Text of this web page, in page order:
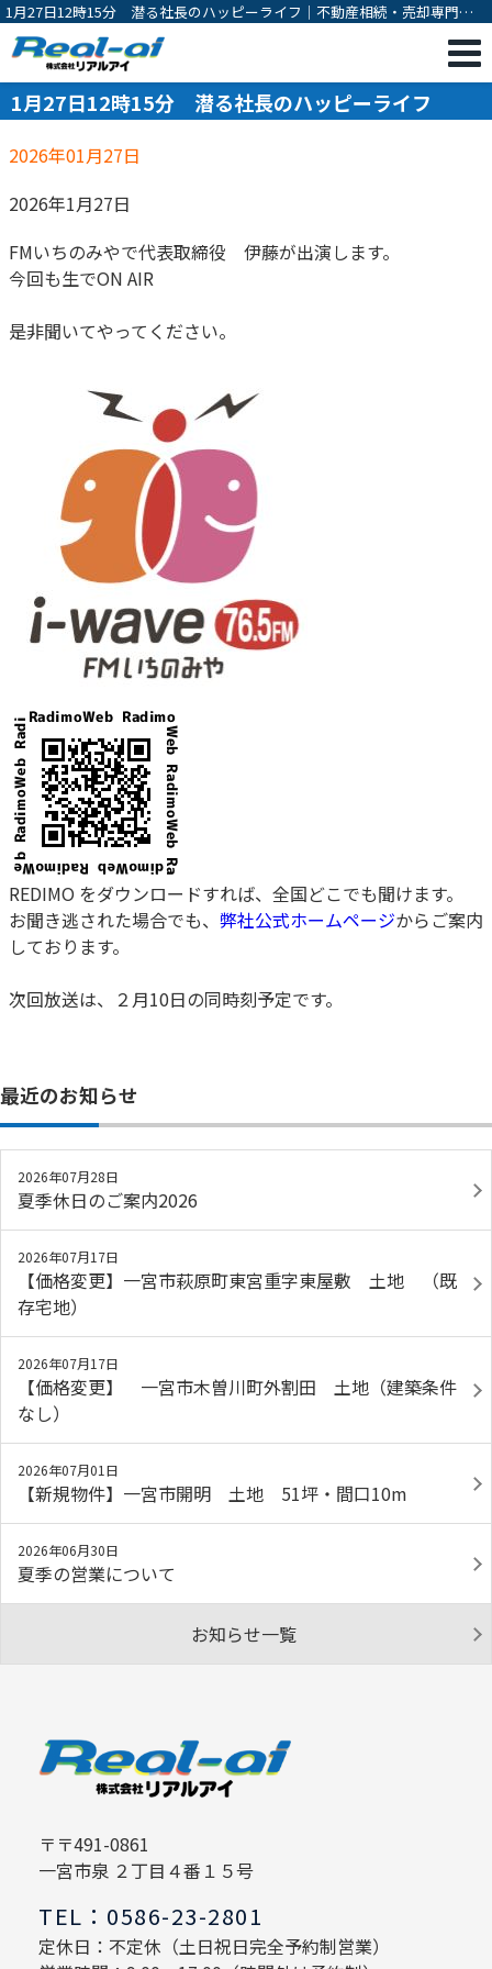
1月27日12時15分 潜る社長のハッピーライフ｜不動産相続・売却専門｜
一宮市の不動産売却・購入・相続対策・有効活用のご相談は株式会社リア
ルアイ
1月27日12時15分 潜る社長のハッピーライフ
2026年01月27日
2026年1月27日
FMいちのみやで代表取締役 伊藤が出演します。
今回も生でON AIR
是非聞いてやってください。
REDIMO をダウンロードすれば、全国どこでも聞けます。
お聞き逃された場合でも、 弊社公式ホームページからご案内
しております。
次回放送は、２月10日の同時刻予定です。
最近のお知らせ
2026年07月28日
夏季休日のご案内2026
2026年07月17日
【価格変更】一宮市萩原町東宮重字東屋敷 土地 （既
存宅地）
2026年07月17日
【価格変更】 一宮市木曽川町外割田 土地（建築条件
なし）
2026年07月01日
【新規物件】一宮市開明 土地 51坪・間口10m
2026年06月30日
夏季の営業について
お知らせ一覧
〒〒491-0861
一宮市泉 ２丁目４番１５号
TEL：0586-23-2801
定休日：不定休（土日祝日完全予約制営業）